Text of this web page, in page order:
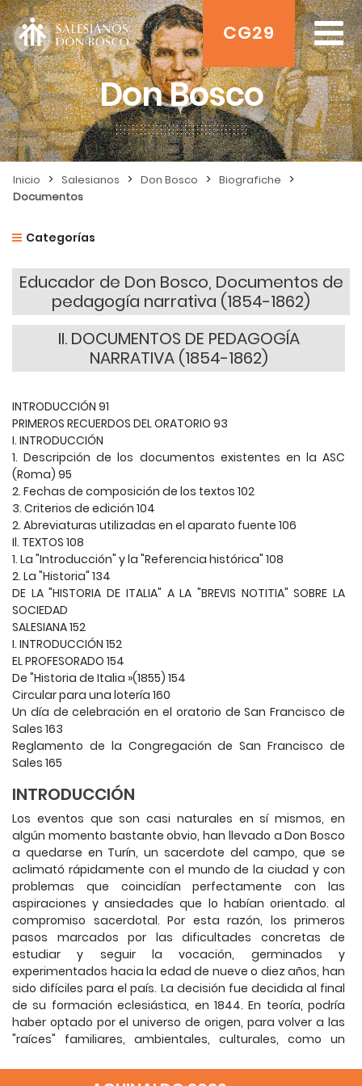
CG29
Don Bosco
Inicio > Salesianos > Don Bosco > Biografiche >
Documentos
Categorías
Educador de Don Bosco, Documentos de
pedagogía narrativa (1854-1862)
II. DOCUMENTOS DE PEDAGOGÍA
NARRATIVA (1854-1862)
INTRODUCCIÓN 91
PRIMEROS RECUERDOS DEL ORATORIO 93
I. INTRODUCCIÓN
1. Descripción de los documentos existentes en la ASC
(Roma) 95
2. Fechas de composición de los textos 102
3. Criterios de edición 104
2. Abreviaturas utilizadas en el aparato fuente 106
Il. TEXTOS 108
1. La "Introducción" y la "Referencia histórica" ​​108
2. La "Historia" 134
DE LA "HISTORIA DE ITALIA" A LA "BREVIS NOTITIA" SOBRE LA
SOCIEDAD
SALESIANA 152
I. INTRODUCCIÓN 152
EL PROFESORADO 154
De "Historia de Italia »(1855) 154
Circular para una lotería 160
Un día de celebración en el oratorio de San Francisco de
Sales 163
Reglamento de la Congregación de San Francisco de
Sales 165
INTRODUCCIÓN
Los eventos que son casi naturales en sí mismos, en
algún momento bastante obvio, han llevado a Don Bosco
a quedarse en Turín, un sacerdote del campo, que se
aclimató rápidamente con el mundo de la ciudad y con
problemas que coincidían perfectamente con las
aspiraciones y ansiedades que lo habían orientado. al
compromiso sacerdotal. Por esta razón, los primeros
pasos marcados por las dificultades concretas de
estudiar y seguir la vocación, germinados y
experimentados hacia la edad de nueve o diez años, han
sido difíciles para el país. La decisión fue decidida al final
de su formación eclesiástica, en 1844. En teoría, podría
haber optado por el universo de origen, para volver a las
"raíces" familiares, ambientales, culturales, como un
de los años 1841-1844 lo habían orientado en una